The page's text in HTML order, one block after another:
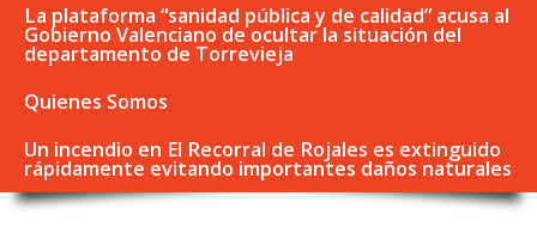
La plataforma “sanidad pública y de calidad” acusa al
Gobierno Valenciano de ocultar la situación del
departamento de Torrevieja
Quienes Somos
Un incendio en El Recorral de Rojales es extinguido
rápidamente evitando importantes daños naturales